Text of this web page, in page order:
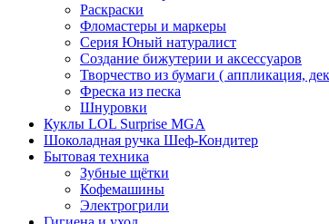
Раскраски
Фломастеры и маркеры
Серия Юный натуралист
Создание бижутерии и аксессуаров
Творчество из бумаги ( аппликация,
Фреска из песка
Шнуровки
Куклы LOL Surprise MGA
Шоколадная ручка Шеф-Кондитер
Бытовая техника
Зубные щётки
Кофемашины
Электрогрили